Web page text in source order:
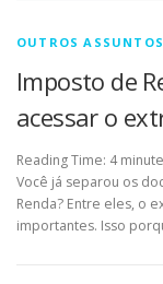
OUTROS ASSUNTOS
Imposto de
acessar o
Reading Time: 4
Você já separou os
Renda? Entre eles, o
importantes. Isso